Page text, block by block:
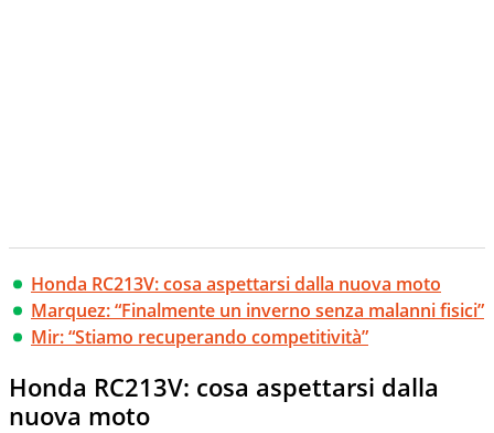
Honda RC213V: cosa aspettarsi dalla nuova moto
Marquez: “Finalmente un inverno senza malanni fisici”
Mir: “Stiamo recuperando competitività”
Honda RC213V: cosa aspettarsi dalla
nuova moto